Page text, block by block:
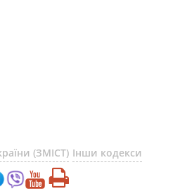
(ЗМІСТ) Інши кодекси